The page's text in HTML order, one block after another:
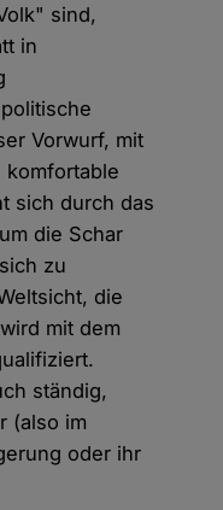
sind,
in
Vorwurf, mit
komfortable
sich durch das
die Schar
zu
die
mit dem
ständig,
(also im
oder ihr